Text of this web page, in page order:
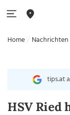
Home Nachrichten
tips.at
HSV Ried